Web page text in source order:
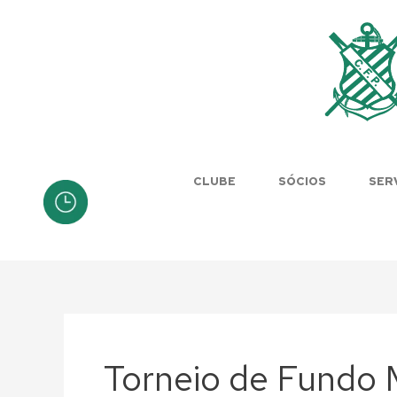
CLUBE SÓCIOS
Torneio de Fundo